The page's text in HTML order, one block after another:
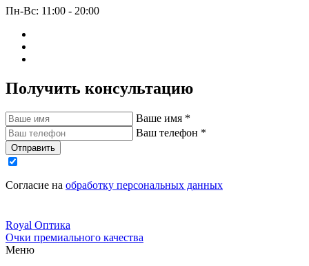
Пн-Вс: 11:00 - 20:00
Получить консультацию
Ваше имя *
Ваш телефон *
Отправить
Согласие на обработку персональных данных
Royal Оптика
Очки премиального качества
Меню